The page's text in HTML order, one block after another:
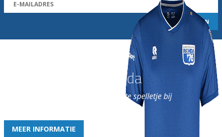
Word nu lid van Rohda
en geniet iedere week van het leukste spelletje bij
MEER INFORMATIE